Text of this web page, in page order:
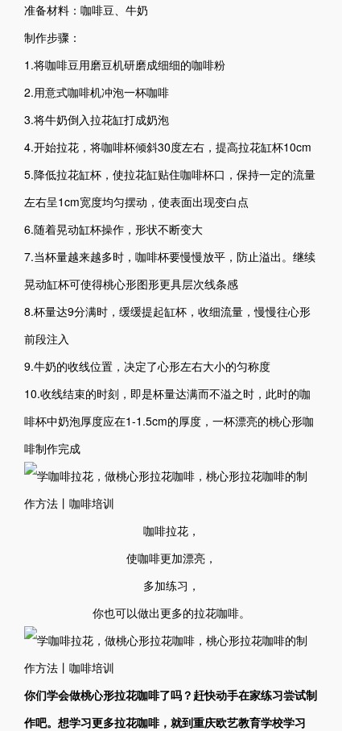
准备材料：咖啡豆、牛奶
制作步骤：
1.将咖啡豆用磨豆机研磨成细细的咖啡粉
2.用意式咖啡机冲泡一杯咖啡
3.将牛奶倒入拉花缸打成奶泡
4.开始拉花，将咖啡杯倾斜30度左右，提高拉花缸杯10cm
5.降低拉花缸杯，使拉花缸贴住咖啡杯口，保持一定的流量
左右呈1cm宽度均匀摆动，使表面出现变白点
6.随着晃动缸杯操作，形状不断变大
7.当杯量越来越多时，咖啡杯要慢慢放平，防止溢出。继续
晃动缸杯可使得桃心形图形更具层次线条感
8.杯量达9分满时，缓缓提起缸杯，收细流量，慢慢往心形
前段注入
9.牛奶的收线位置，决定了心形左右大小的匀称度
10.收线结束的时刻，即是杯量达满而不溢之时，此时的咖
啡杯中奶泡厚度应在1-1.5cm的厚度，一杯漂亮的桃心形咖
啡制作完成
咖啡拉花，
使咖啡更加漂亮，
多加练习，
你也可以做出更多的拉花咖啡。
你们学会做桃心形拉花咖啡了吗？赶快动手在家练习尝试制
作吧。想学习更多拉花咖啡，就到重庆欧艺教育学校学习